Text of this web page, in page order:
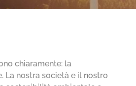
chiaramente: la
La nostra società e il nostro